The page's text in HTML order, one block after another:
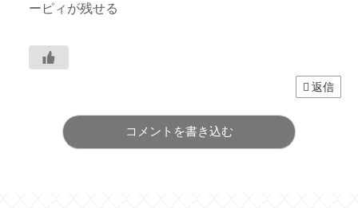
ーピィが残せる
返信
コメントを書き込む